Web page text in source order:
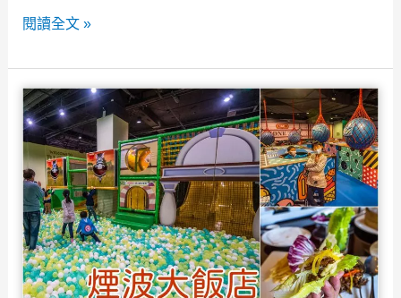
程
青
4
大
美
食
推
薦/sup
天
鵝
閱讀全文 »